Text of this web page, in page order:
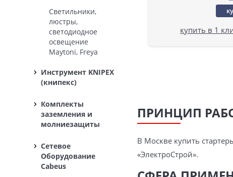
Светильники,
люстры,
светодиодное
освещение
Maytoni, Freya
Инструмент KNIPEX
(книпекс)
Комплекты
заземления и
молниезащиты
Сетевое
Оборудование
Cabeus
купить в 1
ПРИНЦИП
В Москве купить
«ЭлектроСтрой».